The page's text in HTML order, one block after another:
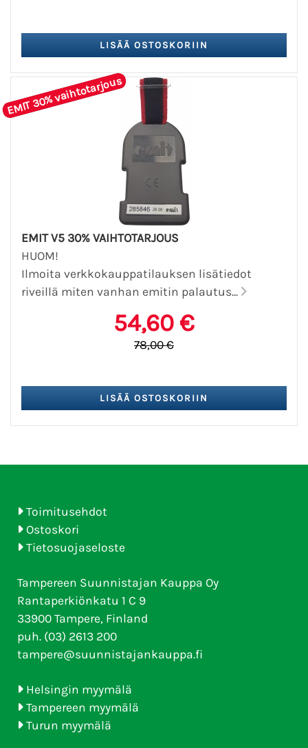
EMIT 30% vaihtotarjous
EMIT V5 30% VAIHTOTARJOUS
HUOM!
Ilmoita verkkokauppatilauksen lisätiedot
riveillä miten vanhan emitin palautus...
54,60 €
78,00 €
Toimitusehdot
Ostoskori
Tietosuojaseloste
Tampereen Suunnistajan Kauppa Oy
Rantaperkiönkatu 1 C 9
33900 Tampere, Finland
puh. (03) 2613 200
tampere@suunnistajankauppa.fi
Helsingin myymälä
Tampereen myymälä
Turun myymälä